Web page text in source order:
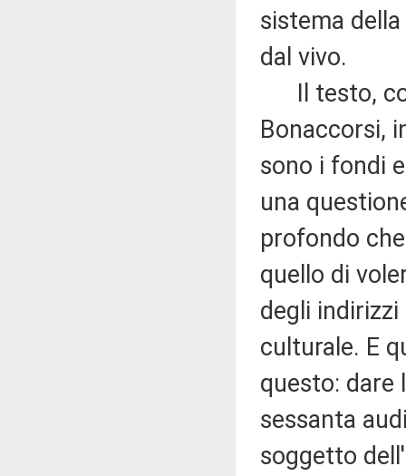
sistema
dal vivo.
Il testo,
Bonaccorsi,
sono i fondi
una
profondo
quello di
degli
culturale. E
questo: dare
sessanta
soggetto